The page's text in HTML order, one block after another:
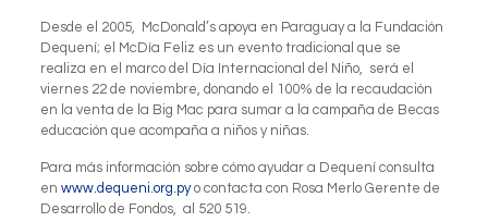
Desde el 2005, McDonald’s apoya en Paraguay a la Fundación
Dequení; el McDía Feliz es un evento tradicional que se
realiza en el marco del Día Internacional del Niño, será el
viernes 22 de noviembre, donando el 100% de la recaudación
en la venta de la Big Mac para sumar a la campaña de Becas
educación que acompaña a niños y niñas.
Para más información sobre cómo ayudar a Dequení consulta
en www.dequeni.org.pyo contacta con Rosa Merlo Gerente de
Desarrollo de Fondos, al 520 519.